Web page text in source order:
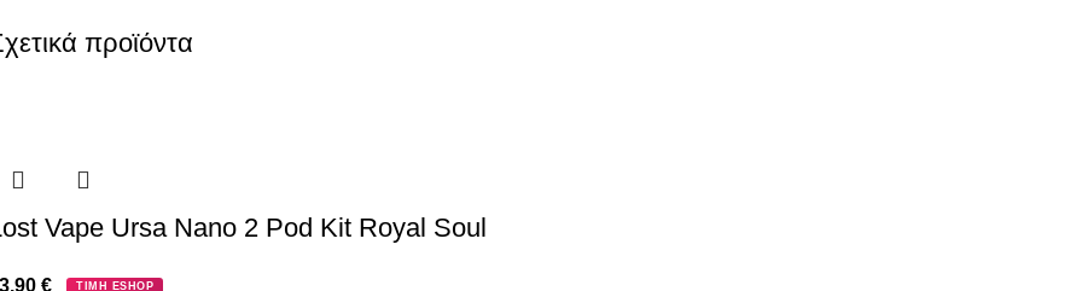
προϊόντα
Vape Ursa Nano 2 Pod Kit Royal Soul
€ ΤΙΜΗ ESHOP